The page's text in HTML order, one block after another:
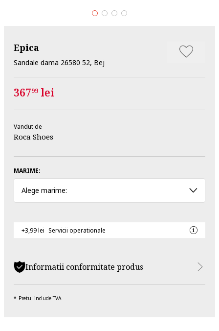
Epica
Sandale dama 26580 52, Bej
36799 lei
Vandut de
Roca Shoes
MARIME:
Alege marime:
+3,99 lei Servicii operationale
Informatii conformitate produs
Pretul include TVA.